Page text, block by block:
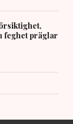
feghet präglar